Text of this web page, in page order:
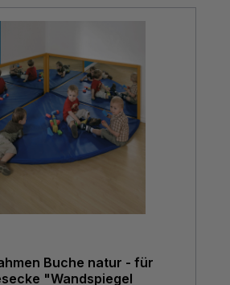
Buche natur - für
"Wandspiegel